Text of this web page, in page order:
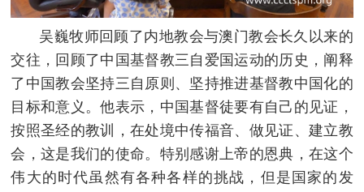
吴巍牧师回顾了内地教会与澳门教会长久以来的
交往，回顾了中国基督教三自爱国运动的历史，阐释
了中国教会坚持三自原则、坚持推进基督教中国化的
目标和意义。他表示，中国基督徒要有自己的见证，
按照圣经的教训，在处境中传福音、做见证、建立教
会，这是我们的使命。特别感谢上帝的恩典，在这个
伟大的时代虽然有各种各样的挑战，但是国家的发